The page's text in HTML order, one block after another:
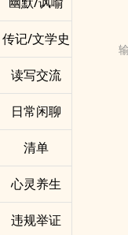
传记/文学史
读写交流
日常闲聊
清单
心灵养生
违规举证
不断编
当黑暗
审判与
犯在极
这不仅
道德空
国,是反
愿：反
但这不
态、民
从台湾
事突袭
一场虚